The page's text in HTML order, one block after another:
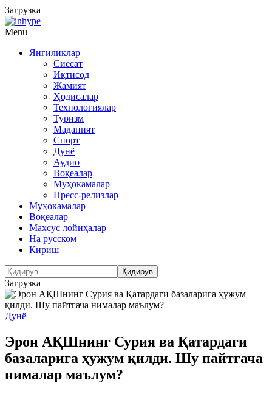
Загрузка
Menu
Янгиликлар
Сиёсат
Иқтисод
Жамият
Ҳодисалар
Технологиялар
Туризм
Маданият
Спорт
Дунё
Аудио
Воқеалар
Муҳокамалар
Пресс-релизлар
Муҳокамалар
Воқеалар
Махсус лойиҳалар
На русском
Кириш
Загрузка
Дунё
Эрон АҚШнинг Сурия ва Қатардаги
базаларига ҳужум қилди. Шу пайтгача
нималар маълум?